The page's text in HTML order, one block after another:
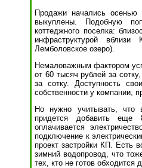
Продажи начались
выкуплены. Подобную
коттеджного поселка:
инфраструктурой
Лемболовское озеро).
Немаловажным фактором
от 60 тысяч рублей за
за сотку. Доступность
собственности у компании,
Но нужно учитывать, что
придется добавить еще
оплачивается
подключение к
проект застройки КП. Есть
зимний водопровод, что
тех, кто не готов обходится